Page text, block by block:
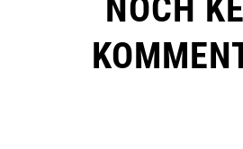
NOCH